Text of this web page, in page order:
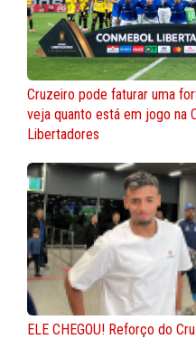
Cruzeiro pode faturar uma
veja quanto está em jogo na
Libertadores
ELE CHEGOU! Reforço do